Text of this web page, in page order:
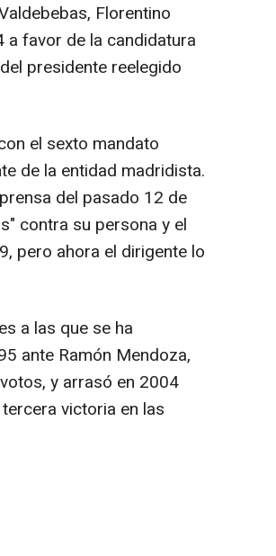
Florentino
favor de la candidatura
presidente reelegido
el sexto mandato
de la entidad madridista.
del pasado 12 de
contra su persona y el
pero ahora el dirigente lo
a las que se ha
ante Ramón Mendoza,
y arrasó en 2004
victoria en las